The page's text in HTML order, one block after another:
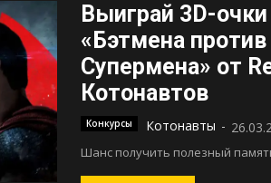
Выиграй 3D-
«Бэтмена против
Супермена» от
Котонавтов
Конкурсы Котонавты -
Шанс получить полезный